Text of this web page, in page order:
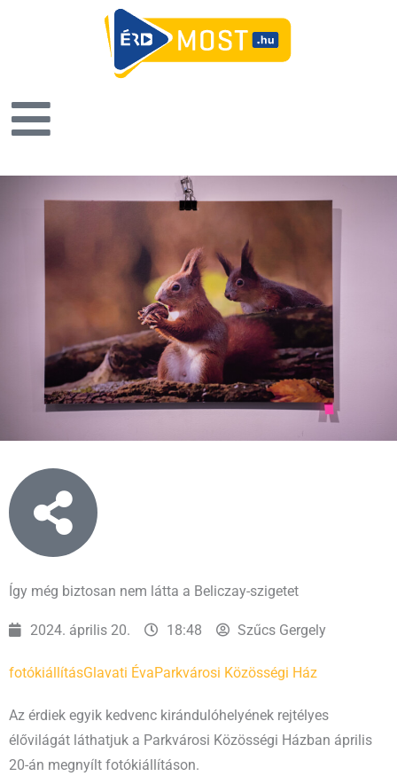
Így még biztosan nem látta a Beliczay-szigetet
2024. április 20. 18:48 Szűcs Gergely
fotókiállításGlavati ÉvaParkvárosi Közösségi Ház
Az érdiek egyik kedvenc kirándulóhelyének rejtélyes
élővilágát láthatjuk a Parkvárosi Közösségi Házban április
20-án megnyílt fotókiállításon.